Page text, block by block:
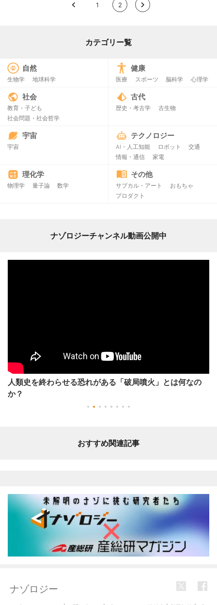
< 1 2 >
カテゴリー覧
自然
生物学 地球科学
健康
医療 スポーツ 脳科学 心理学
社会
教育・子ども
社会問題・社会哲学
古代
歴史・考古学 古生物
宇宙
宇宙
テクノロジー
AI・人工知能 ロボット
交通
情報・通信
家電
理化学
物理学 量子論 数学
その他
サブカル・アート
おもちゃ
プロダクト
ナゾロジーチャンネル動画公開中
人類史を終わらせる恐れがある「破局噴火」とは何なの
か？
おすすめ関連記事
ナゾロジー